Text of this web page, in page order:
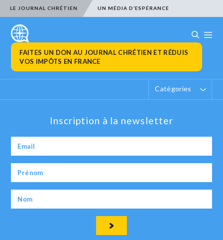
LE JOURNAL CHRÉTIEN UN MÉDIA D’ESPÉRANCE
FAITES UN DON AU JOURNAL CHRÉTIEN ET RÉDUIS
VOS IMPÔTS EN FRANCE
Catégories
Inscription à la newsletter